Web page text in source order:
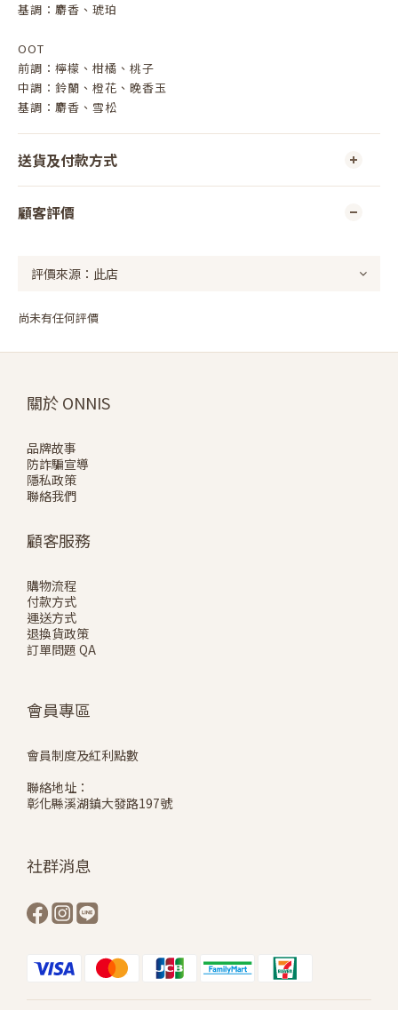
基調：麝香、琥珀
OOT
前調：檸檬、柑橘、桃子
中調：鈴蘭、橙花、晚香玉
基調：麝香、雪松
送貨及付款方式
顧客評價
尚未有任何評價
關於 ONNIS
品牌故事
防詐騙宣導
隱私政策
聯絡我們
顧客服務
購物流程
付款方式
運送方式
退換貨政策
訂單問題 QA
會員專區
會員制度及紅利點數
聯絡地址：
彰化縣溪湖鎮大發路197號
社群消息